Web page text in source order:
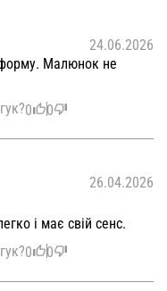
24.06.2026
форму. Малюнок не
0 0
26.04.2026
і має свій сенс.
0 0